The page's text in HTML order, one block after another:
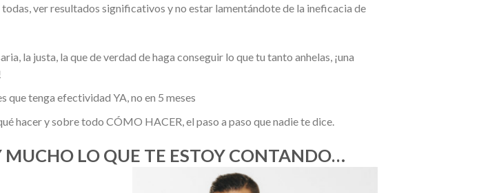
todas, ver resultados significativos y no estar lamentándote de la ineficacia de
la justa, la que de verdad de haga conseguir lo que tu tanto anhelas, ¡una
que tenga efectividad YA, no en 5 meses
hacer y sobre todo CÓMO HACER, el paso a paso que nadie te dice.
LO QUE TE ESTOY CONTANDO…